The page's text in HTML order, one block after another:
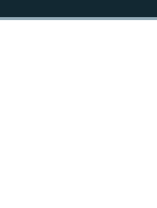
КАЛЯНДАР
НА ХВАЛЯХ СВАБОДЫ